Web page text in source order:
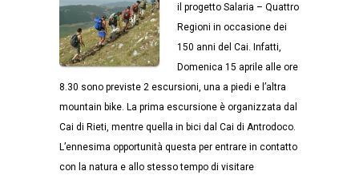
il progetto Salaria – Quattro
Regioni in occasione dei
150 anni del Cai. Infatti,
Domenica 15 aprile alle ore
8.30 sono previste 2 escursioni, una a piedi e l’altra
mountain bike. La prima escursione è organizzata dal
Cai di Rieti, mentre quella in bici dal Cai di Antrodoco.
L’ennesima opportunità questa per entrare in contatto
con la natura e allo stesso tempo di visitare